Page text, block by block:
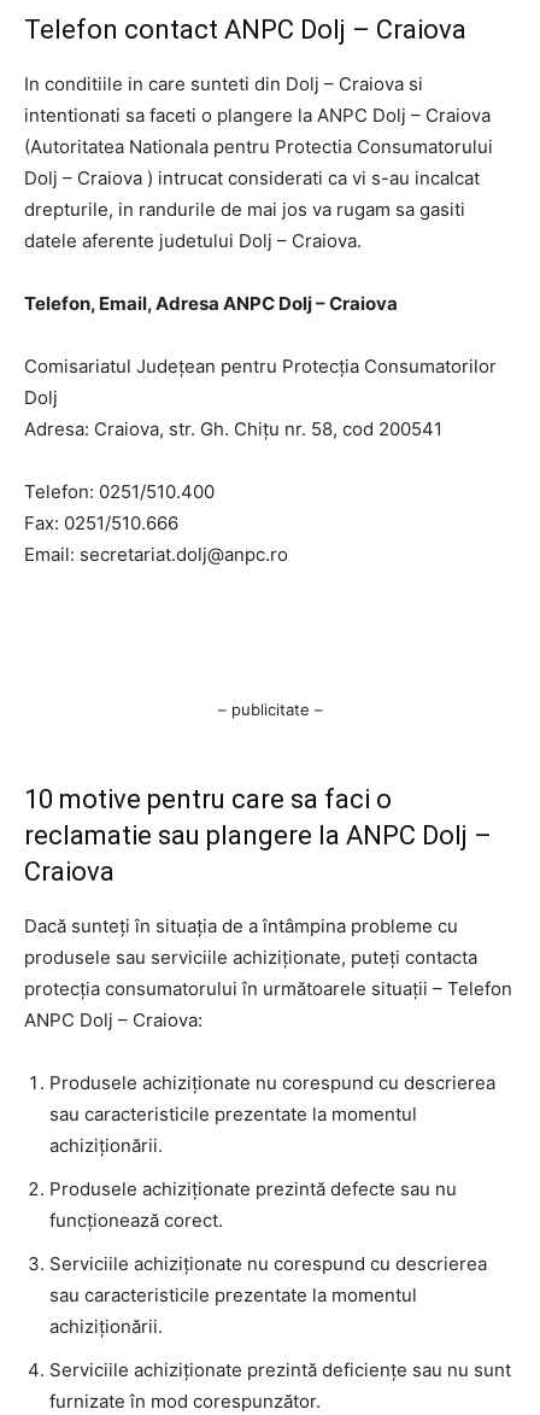
Telefon contact ANPC Dolj – Craiova
In conditiile in care sunteti din Dolj – Craiova si
intentionati sa faceti o plangere la ANPC Dolj – Craiova
(Autoritatea Nationala pentru Protectia Consumatorului
Dolj – Craiova ) intrucat considerati ca vi s-au incalcat
drepturile, in randurile de mai jos va rugam sa gasiti
datele aferente judetului Dolj – Craiova.
Telefon, Email, Adresa ANPC Dolj – Craiova
Comisariatul Judeţean pentru Protecţia Consumatorilor
Dolj
Adresa: Craiova, str. Gh. Chiţu nr. 58, cod 200541
Telefon: 0251/510.400
Fax: 0251/510.666
Email: secretariat.dolj@anpc.ro
– publicitate –
10 motive pentru care sa faci o
reclamatie sau plangere la ANPC Dolj –
Craiova
Dacă sunteți în situația de a întâmpina probleme cu
produsele sau serviciile achiziționate, puteți contacta
protecția consumatorului în următoarele situații – Telefon
ANPC Dolj – Craiova:
Produsele achiziționate nu corespund cu descrierea
sau caracteristicile prezentate la momentul
achiziționării.
Produsele achiziționate prezintă defecte sau nu
funcționează corect.
Serviciile achiziționate nu corespund cu descrierea
sau caracteristicile prezentate la momentul
achiziționării.
Serviciile achiziționate prezintă deficiențe sau nu sunt
furnizate în mod corespunzător.